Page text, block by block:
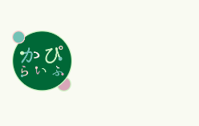
MENU